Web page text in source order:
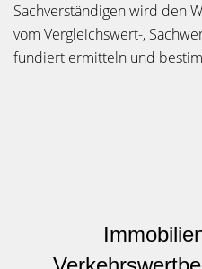
Sachverständigen wird den
vom Vergleichswert-,
fundiert ermitteln und